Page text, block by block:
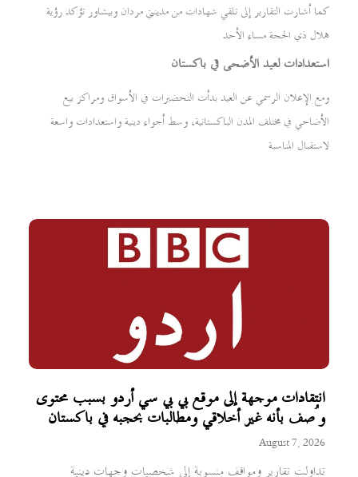
انتقادات موجهة إلى موقع بي بي سي أردو بسبب محتوى
وُصف بأنه غير أخلاقي ومطالبات بحجبه في باكستان
August 7, 2026
تداولت تقارير ومواقف منسوبة إلى شخصيات وجهات دينية
كما أشارت التقارير إلى تلقي شهادات من مدينتي مردان وبيشاور تؤكد رؤية
هلال ذي الحجة مساء الأحد
استعدادات لعيد الأضحى في باكستان
ومع الإعلان الرسمي عن العيد بدأت التحضيرات في الأسواق ومراكز بيع
الأضاحي في مختلف المدن الباكستانية، وسط أجواء دينية واستعدادات واسعة
لاستقبال المناسبة